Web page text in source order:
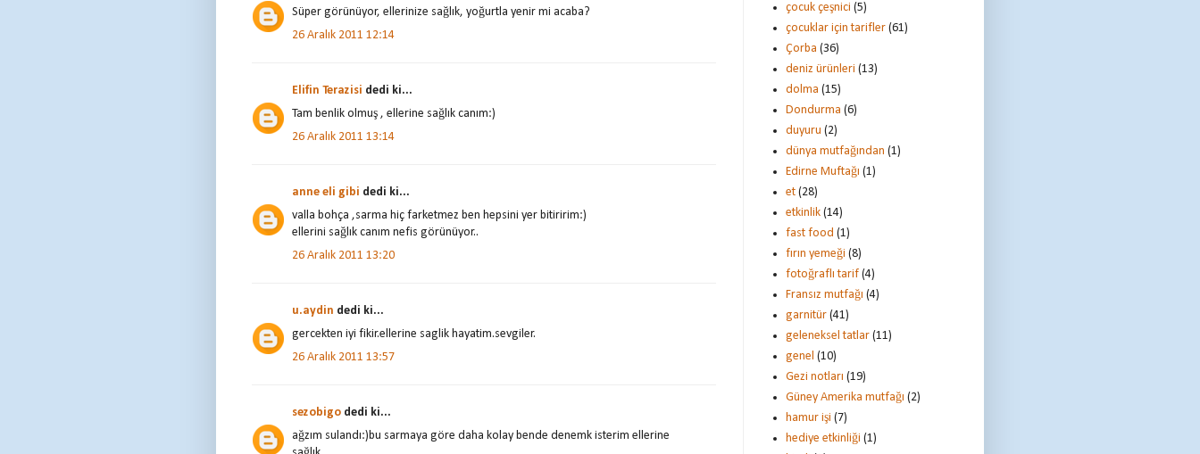
Süper görünüyor, ellerinize sağlık, yoğurtla yenir mi acaba?
26 Aralık 2011 12:14
Elifin Terazisi dedi ki...
Tam benlik olmuş , ellerine sağlık canım:)
26 Aralık 2011 13:14
anne eli gibi dedi ki...
valla bohça ,sarma hiç farketmez ben hepsini yer bitiririm:)
ellerini sağlık canım nefis görünüyor..
26 Aralık 2011 13:20
u.aydin dedi ki...
gercekten iyi fikir.ellerine saglik hayatim.sevgiler.
26 Aralık 2011 13:57
sezobigo dedi ki...
ağzım sulandı:)bu sarmaya göre daha kolay bende denemk isterim ellerine
çocuk çeşnici (5)
çocuklar için tarifler (61)
Çorba (36)
deniz ürünleri (13)
dolma (15)
Dondurma (6)
duyuru (2)
dünya mutfağından (1)
Edirne Muftağı (1)
et (28)
etkinlik (14)
fast food (1)
fırın yemeği (8)
fotoğraflı tarif (4)
Fransız mutfağı (4)
garnitür (41)
geleneksel tatlar (11)
genel (10)
Gezi notları (19)
Güney Amerika mutfağı (2)
hamur işi (7)
hediye etkinliği (1)